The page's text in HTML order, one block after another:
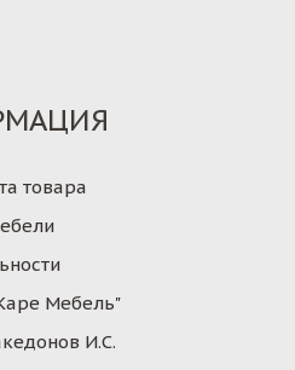
товара
Мебель"
И.С.